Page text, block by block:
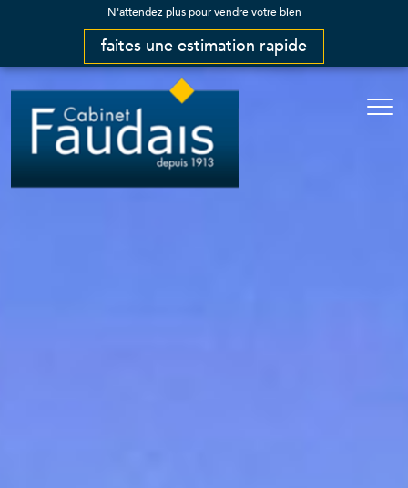
N'attendez plus pour vendre votre bien
faites une estimation rapide